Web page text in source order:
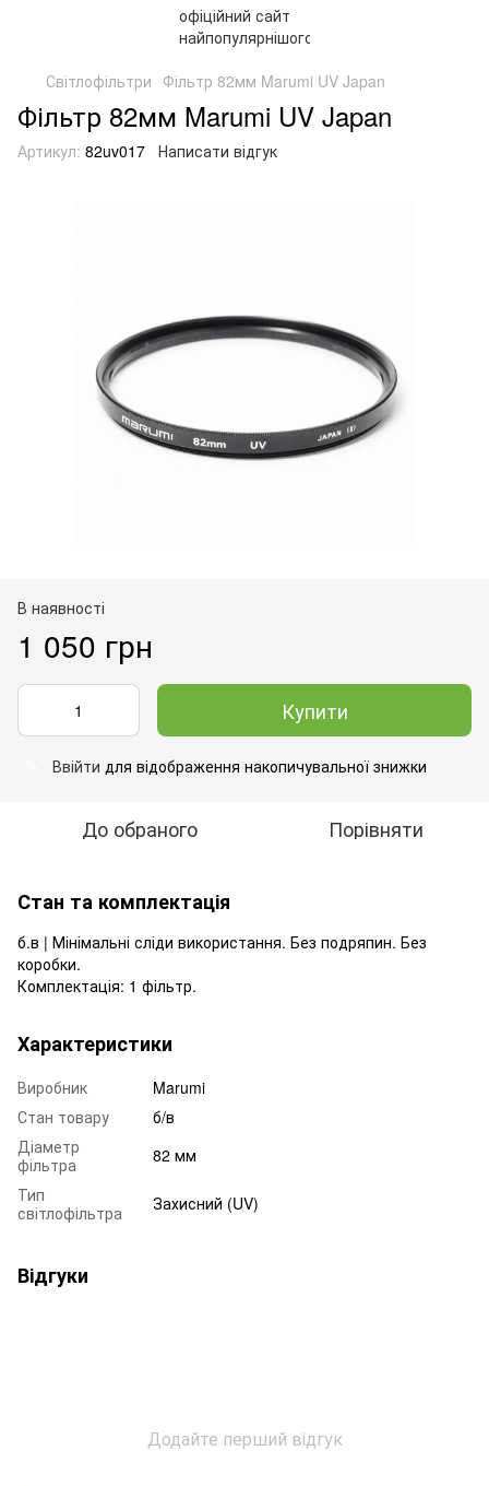
Світлофільтри Фільтр 82мм Marumi UV Japan
Фільтр 82мм Marumi UV Japan
Артикул: 82uv017 Написати відгук
В наявності
1 050 грн
Купити
Ввійти для відображення накопичувальної знижки
До обраного Порівняти
Стан та комплектація
б.в | Мінімальні сліди використання. Без подряпин. Без
коробки.
Комплектація: 1 фільтр.
Характеристики
Виробник
Marumi
Стан товару
б/в
Діаметр
фільтра
82 мм
Тип
світлофільтра
Захисний (UV)
Відгуки
Додайте перший відгук